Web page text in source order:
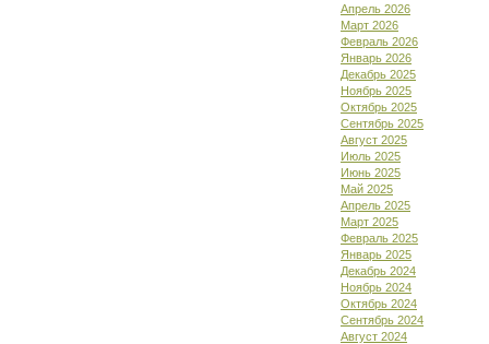
Апрель 2026
Март 2026
Февраль 2026
Январь 2026
Декабрь 2025
Ноябрь 2025
Октябрь 2025
Сентябрь 2025
Август 2025
Июль 2025
Июнь 2025
Май 2025
Апрель 2025
Март 2025
Февраль 2025
Январь 2025
Декабрь 2024
Ноябрь 2024
Октябрь 2024
Сентябрь 2024
Август 2024